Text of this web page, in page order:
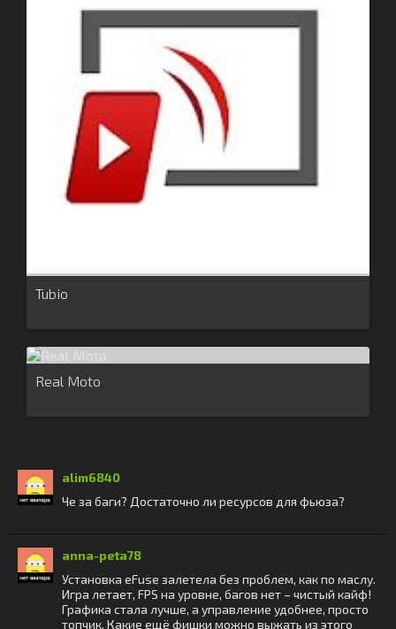
Tubio
Real Moto
alim6840
Че за баги? Достаточно ли ресурсов для фьюза?
anna-peta78
Установка eFuse залетела без проблем, как по маслу.
Игра летает, FPS на уровне, багов нет – чистый кайф!
Графика стала лучше, а управление удобнее, просто
топчик. Какие ещё фишки можно выжать из этого